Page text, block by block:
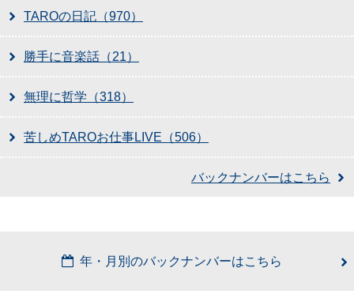
TAROの日記（970）
勝手に音楽話（21）
無理に哲学（318）
苦しめTAROお仕事LIVE（506）
バックナンバーはこちら
年・月別のバックナンバーはこちら